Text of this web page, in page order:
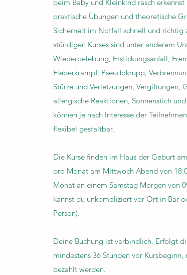
beim Baby und Kleinkind rasch
praktische Übungen und theoretische
Sicherheit im Notfall schnell und richtig
stündigen Kurses sind unter anderem
Wiederbelebung, Erstickungsanfall,
Fieberkrampf, Pseudokrupp,
Stürze und Verletzungen, Vergiftungen,
allergische Reaktionen, Sonnenstich
können je nach Interesse der
flexibel gestaltbar.
Die Kurse finden im Haus der Geburt
pro Monat am Mittwoch Abend von
Monat an einem Samstag Morgen von
kannst du unkompliziert vor Ort in Bar
Person).
Deine Buchung ist verbindlich. Erfolgt
mindestens 36 Stunden vor
bezahlt werden.